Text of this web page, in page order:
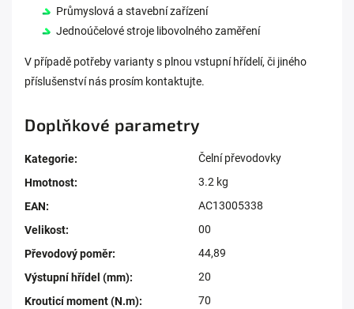
Průmyslová a stavební zařízení
Jednoúčelové stroje libovolného zaměření
V případě potřeby varianty s plnou vstupní hřídelí, či jiného
příslušenství nás prosím kontaktujte.
Doplňkové parametry
Kategorie:
Čelní převodovky
Hmotnost:
3.2 kg
EAN:
AC13005338
Velikost:
00
Převodový poměr:
44,89
Výstupní hřídel (mm):
20
Krouticí moment (N.m):
70